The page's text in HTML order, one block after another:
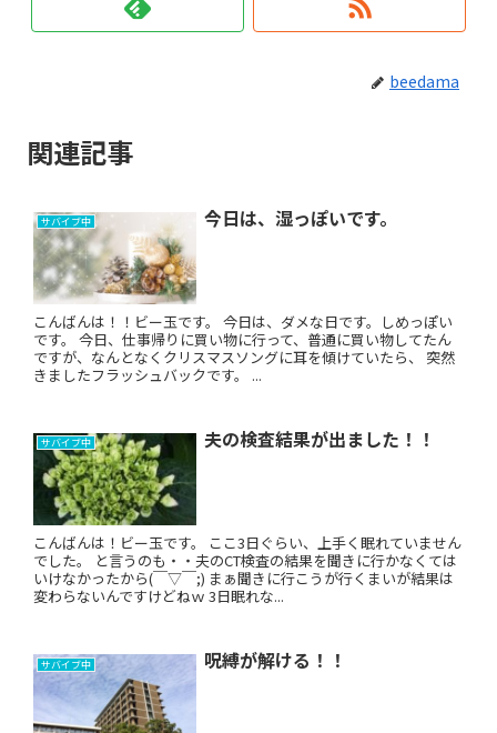
beedama
関連記事
サバイブ中 今日は、湿っぽいです。
こんばんは！！ビー玉です。 今日は、ダメな日です。しめっぽい
です。 今日、仕事帰りに買い物に行って、普通に買い物してたん
ですが、なんとなくクリスマスソングに耳を傾けていたら、 突然
きましたフラッシュバックです。 ...
サバイブ中 夫の検査結果が出ました！！
こんばんは！ビー玉です。 ここ3日ぐらい、上手く眠れていません
でした。 と言うのも・・夫のCT検査の結果を聞きに行かなくては
いけなかったから(￣▽￣;) まぁ聞きに行こうが行くまいが結果は
変わらないんですけどねｗ 3日眠れな...
サバイブ中 呪縛が解ける！！